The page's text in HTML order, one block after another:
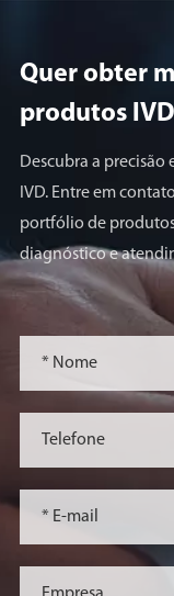
Quer obter
produtos
Descubra a
IVD. Entre em
portfólio de
diagnóstico e